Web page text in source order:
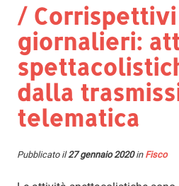
/ Corrispettivi
giornalieri:
dalla
telematica
Pubblicato il27 gennaio 2020in Fisco